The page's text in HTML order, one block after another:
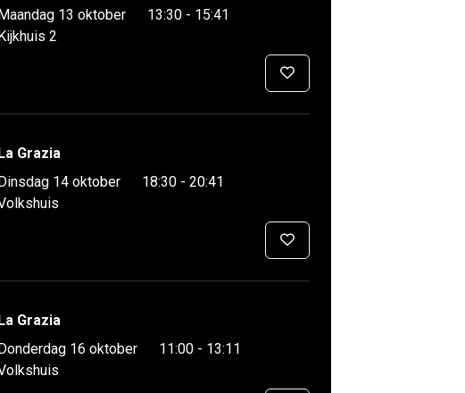
13 oktober
13:30 - 15:41
2
Grazia
14 oktober
18:30 - 20:41
Grazia
16 oktober
11:00 - 13:11